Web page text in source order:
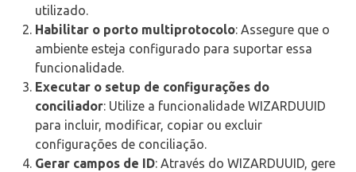
utilizado.
Habilitar o porto multiprotocolo: Assegure que o
ambiente esteja configurado para suportar essa
funcionalidade.
Executar o setup de configurações do
conciliador: Utilize a funcionalidade WIZARDUUID
para incluir, modificar, copiar ou excluir
configurações de conciliação.
Gerar campos de ID: Através do WIZARDUUID, gere